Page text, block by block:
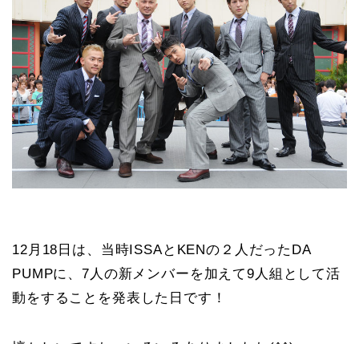
12月18日は、当時ISSAとKENの２人だったDA
PUMPに、7人の新メンバーを加えて9人組として活
動をすることを発表した日です！